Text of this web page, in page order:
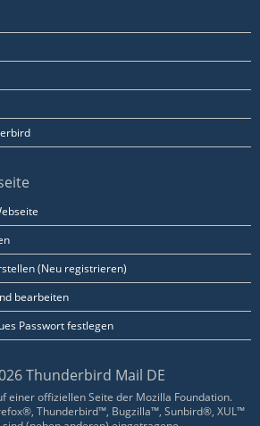
(Neu registrieren)
bearbeiten
Passwort festlegen
Thunderbird Mail DE
einer offiziellen Seite der Mozilla Foundation.
Thunderbird™, Bugzilla™, Sunbird®, XUL™